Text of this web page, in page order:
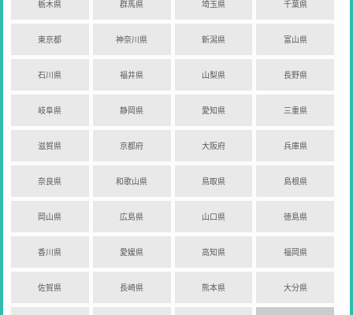
栃木県 群馬県 埼玉県 千葉県
東京都 神奈川県 新潟県 富山県
石川県 福井県 山梨県 長野県
岐阜県 静岡県 愛知県 三重県
滋賀県 京都府 大阪府 兵庫県
奈良県 和歌山県 鳥取県 島根県
岡山県 広島県 山口県 徳島県
香川県 愛媛県 高知県 福岡県
佐賀県 長崎県 熊本県 大分県